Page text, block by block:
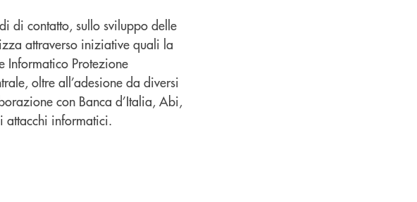
di contatto, sullo sviluppo delle
attraverso iniziative quali la
Informatico Protezione
oltre all’adesione da diversi
con Banca d’Italia, Abi,
attacchi informatici.